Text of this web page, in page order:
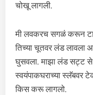
चोखू लागली.
मी लवकरच सगळं करून
तिच्या चूतवर लंड लावला
घुसवला. माझा लंड सट्ट
स्वयंपाकघराच्या स्लॅबवर
किस करू लागलो.